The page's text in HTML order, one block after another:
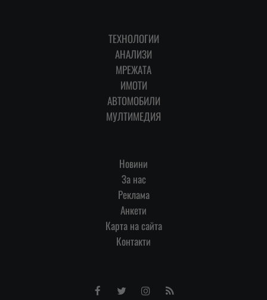
ТЕХНОЛОГИИ
АНАЛИЗИ
МРЕЖАТА
ИМОТИ
АВТОМОБИЛИ
МУЛТИМЕДИЯ
Новини
За нас
Реклама
Анкети
Карта на сайта
Контакти